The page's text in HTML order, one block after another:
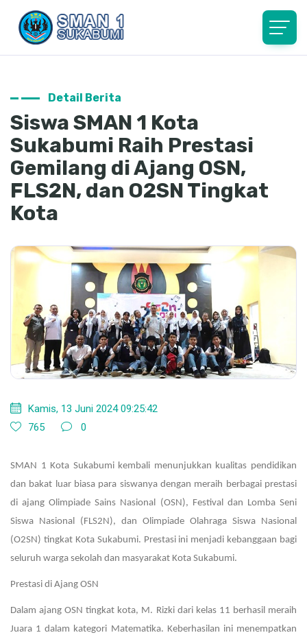
Detail Berita
Siswa SMAN 1 Kota
Sukabumi Raih Prestasi
Gemilang di Ajang OSN,
FLS2N, dan O2SN Tingkat
Kota
Kamis, 13 Juni 2024 09:25:42
765
0
SMAN 1 Kota Sukabumi kembali menunjukkan kualitas pendidikan
dan bakat luar biasa para siswanya dengan meraih berbagai prestasi
di ajang Olimpiade Sains Nasional (OSN), Festival dan Lomba Seni
Siswa Nasional (FLS2N), dan Olimpiade Olahraga Siswa Nasional
(O2SN) tingkat Kota Sukabumi. Prestasi ini menjadi kebanggaan bagi
seluruh warga sekolah dan masyarakat Kota Sukabumi.
Prestasi di Ajang OSN
Dalam ajang OSN tingkat kota, M. Rizki dari kelas 11 berhasil meraih
Juara 1 dalam kategori Matematika. Keberhasilan ini menempatkan